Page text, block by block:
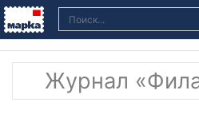
Журнал